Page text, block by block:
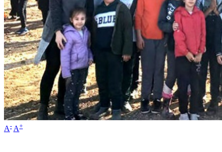
A- A+